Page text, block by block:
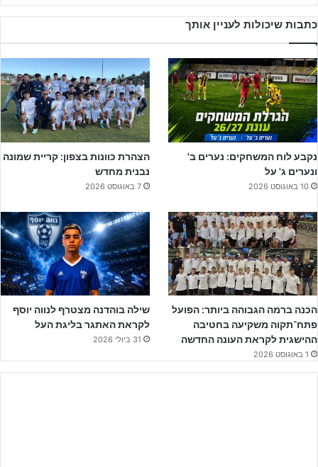
עבור שחקני שנתון 2010 של הפועל ת"א, ששיחקו בעונת 2022/23
בילדים ב' בקבוצה הדרומית של וולפסון, היה זה ניסיון נוסף לזכות בגביע
המדינה לאחר שבעבר הגיעו פעם נוספת למעמד הגמר, שם נוצחו שוב
על ידי הירוקים מהכרמל.
בחצאי הגמר העונה שתי נציגות הפלייאוף העליון של ליגת העל – הפועל
ת"א ומכבי נתניה – הצליחו להדיח את הסינדרלות מהליגה הארצית,
כתבות שיכולות לעניין אותך
נקבע לוח המשחקים: נערים ב'
ונערים ג' על
10 באוגוסט 2026
הצהרת כוונות בצפון: קריית שמונה
נבנית מחדש
7 באוגוסט 2026
הכנה ברמה הגבוהה ביותר: הפועל
פתח־תקוה משקיעה בחטיבה
ההישגית לקראת העונה החדשה
1 באוגוסט 2026
שילה בוהדנה מצטרף לנווה יוסף
לקראת האתגר בליגת העל
31 ביולי 2026